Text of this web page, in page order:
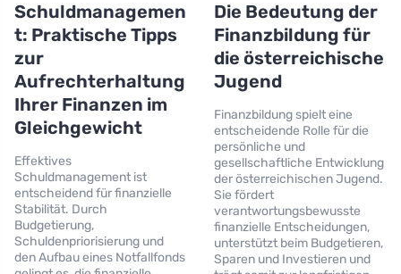
Schuldmanagemen
t: Praktische Tipps
zur
Aufrechterhaltung
Ihrer Finanzen im
Gleichgewicht
Effektives
Schuldmanagement ist
entscheidend für finanzielle
Stabilität. Durch
Budgetierung,
Schuldenpriorisierung und
den Aufbau eines Notfallfonds
Die Bedeutung der
Finanzbildung für
die österreichische
Jugend
Finanzbildung spielt eine
entscheidende Rolle für die
persönliche und
gesellschaftliche Entwicklung
der österreichischen Jugend.
Sie fördert
verantwortungsbewusste
finanzielle Entscheidungen,
unterstützt beim Budgetieren,
Sparen und Investieren und